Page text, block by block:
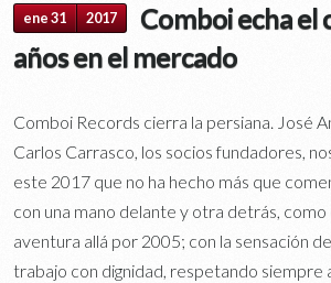
ene 31 2017
Comboi echa el
años en el mercado
Comboi Records cierra la persiana. José
Carlos Carrasco, los socios fundadores,
este 2017 que no ha hecho más que
con una mano delante y otra detrás,
aventura allá por 2005; con la sensación
trabajo con dignidad, respetando siempre